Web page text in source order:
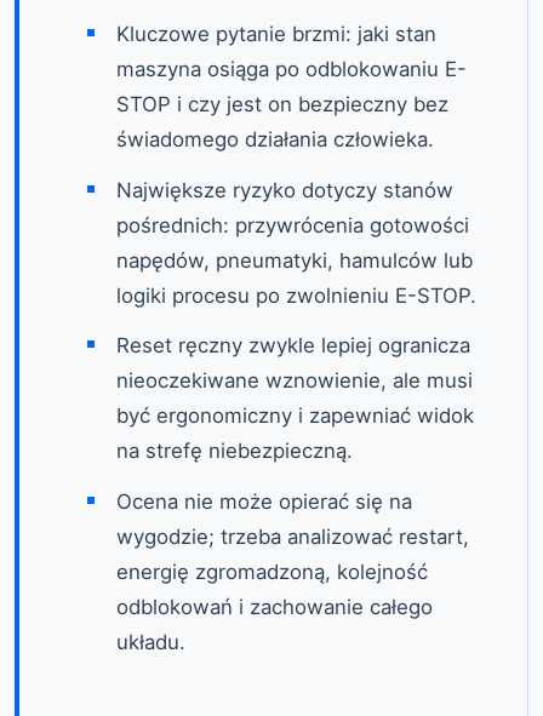
Kluczowe pytanie brzmi: jaki stan
maszyna osiąga po odblokowaniu E-
STOP i czy jest on bezpieczny bez
świadomego działania człowieka.
Największe ryzyko dotyczy stanów
pośrednich: przywrócenia gotowości
napędów, pneumatyki, hamulców lub
logiki procesu po zwolnieniu E-STOP.
Reset ręczny zwykle lepiej ogranicza
nieoczekiwane wznowienie, ale musi
być ergonomiczny i zapewniać widok
na strefę niebezpieczną.
Ocena nie może opierać się na
wygodzie; trzeba analizować restart,
energię zgromadzoną, kolejność
odblokowań i zachowanie całego
układu.